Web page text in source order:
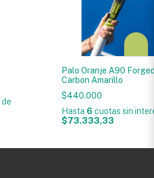
de
Palo Oranje A90
Carbon Amarillo
$440.000
Hasta 6 cuotas sin
$73.333,33